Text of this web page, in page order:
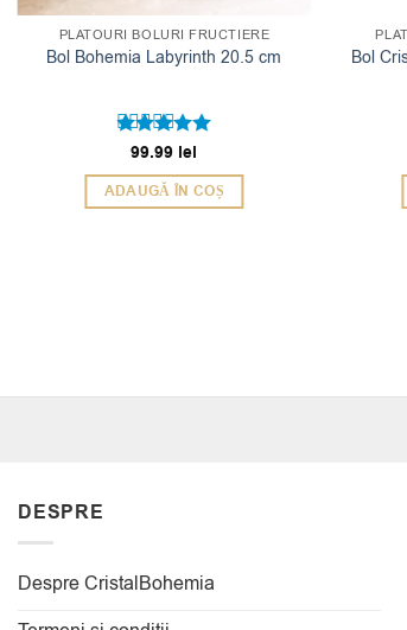
PLATOURI BOLURI FRUCTIERE
Bol Bohemia Labyrinth 20.5 cm
Evaluat la
5
99.99 lei
ADAUGĂ ÎN COȘ
Bol
DESPRE
Despre CristalBohemia